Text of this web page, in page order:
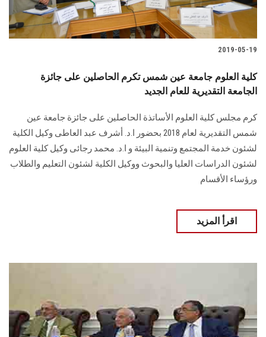
2019-05-19
كلية العلوم جامعة عين شمس تكرم الحاصلين على جائزة
الجامعة التقديرية للعام الجديد
كرم مجلس كلية العلوم الأساتذة الحاصلين على جائزة جامعة عين
شمس التقديرية لعام 2018 بحضور ا.د. أشرف عبد العاطى وكيل الكلية
لشئون خدمة المجتمع وتنمية البيئة و ا.د. محمد رجائى وكيل كلية العلوم
لشئون الدراسات العليا والبحوث ووكيل الكلية لشئون التعليم والطلاب
ورؤساء الأقسام
اقرأ المزيد